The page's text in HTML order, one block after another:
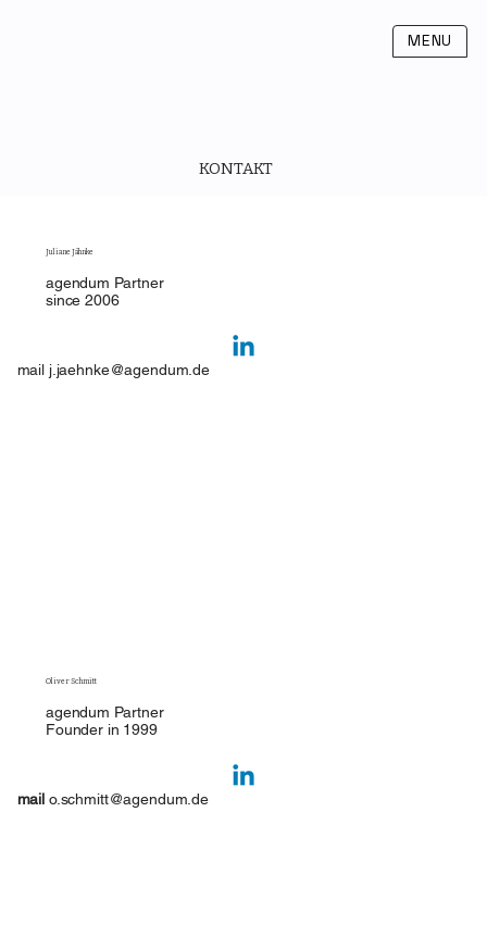
MENU
KONTAKT
Juliane Jähnke
agendum Partner
since 2006
mail j.jaehnke@agendum.de
Oliver Schmitt
agendum Partner
Founder in 1999
mail o.schmitt@agendum.de